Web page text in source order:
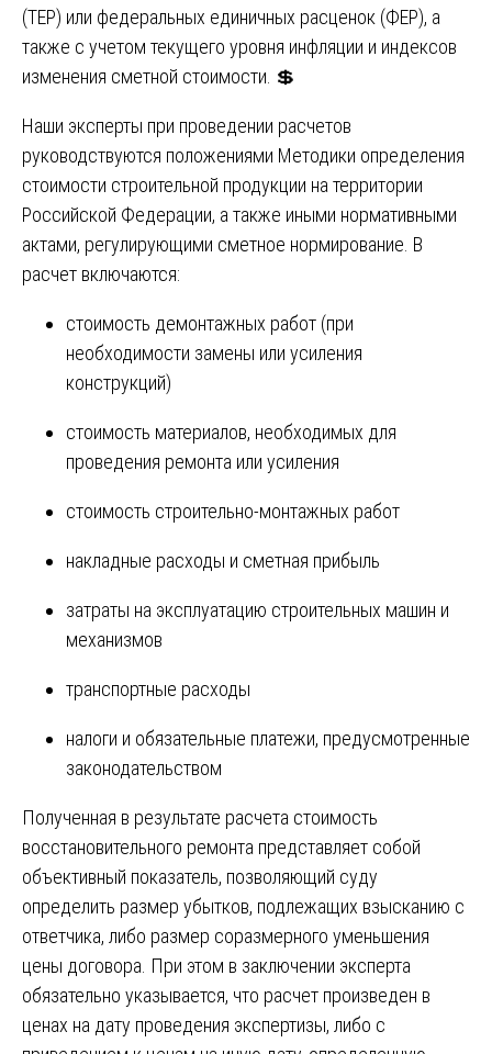
(ТЕР) или федеральных единичных расценок (ФЕР), а
также с учетом текущего уровня инфляции и индексов
изменения сметной стоимости. 💲
Наши эксперты при проведении расчетов
руководствуются положениями Методики определения
стоимости строительной продукции на территории
Российской Федерации, а также иными нормативными
актами, регулирующими сметное нормирование. В
расчет включаются:
стоимость демонтажных работ (при
необходимости замены или усиления
конструкций)
стоимость материалов, необходимых для
проведения ремонта или усиления
стоимость строительно-монтажных работ
накладные расходы и сметная прибыль
затраты на эксплуатацию строительных машин и
механизмов
транспортные расходы
налоги и обязательные платежи, предусмотренные
законодательством
Полученная в результате расчета стоимость
восстановительного ремонта представляет собой
объективный показатель, позволяющий суду
определить размер убытков, подлежащих взысканию с
ответчика, либо размер соразмерного уменьшения
цены договора. При этом в заключении эксперта
обязательно указывается, что расчет произведен в
ценах на дату проведения экспертизы, либо с